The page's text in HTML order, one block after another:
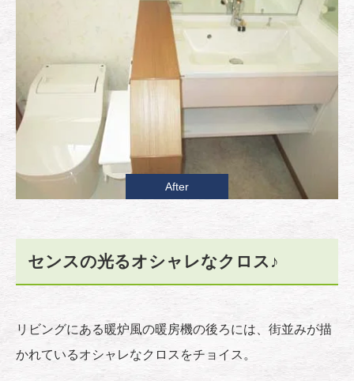
After
センスの光るオシャレなクロス♪
リビングにある暖炉風の暖房機の後ろには、街並みが描
かれているオシャレなクロスをチョイス。